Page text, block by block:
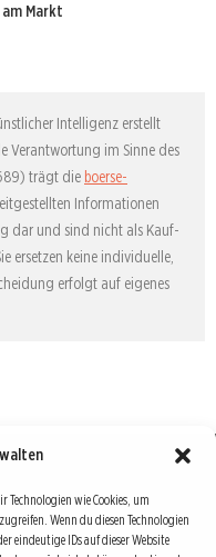
wie Cookies, um
Wenn du diesen Technologien
eindeutige IDs auf dieser Website
Markt
Intelligenz erstellt
Verantwortung im Sinne des
trägt die boerse-
Informationen
dar und sind nicht als Kauf-
ersetzen keine individuelle,
erfolgt auf eigenes
Verlässliche Informationen,